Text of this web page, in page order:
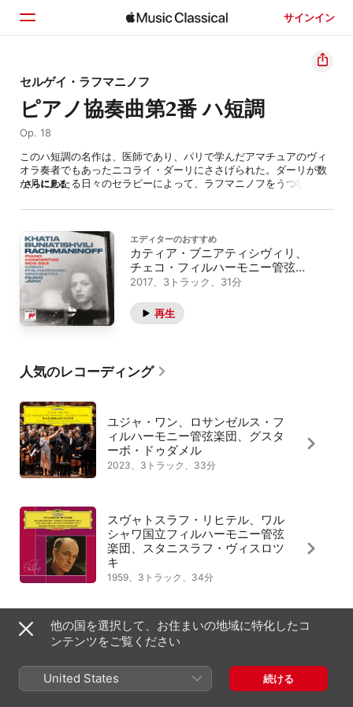
サインイン
ホーム
見つける
セルゲイ・ラフマニノフ
ピアノ協奏曲第2番 ハ短調
Op. 18
このハ短調の名作は、医師であり、パリで学んだアマチュアのヴィ
オラ奏者でもあったニコライ・ダーリにささげられた。ダーリが数
か月にわたる日々のセラピーによって、ラフマニノフをうつ状態か
底にあったのは、1897年に行った『交響曲第1番』の初演の悲惨な
家としての自信を喪失し、およそ3年もの間、ほとんど曲を書くこと
ができなかったのだ。しかし、催眠療法とポジティブな暗示療法を
組み合わせたダーリの治療によって意欲を取り戻したラフマニノフ
が書いた『ピアノ協奏曲第2番』は、そのヴィルトゥオージックなス
タイルと共に、この作曲家の名前を音楽界に知らしめることとなっ
た。冒頭では重厚なピアノの和音が鐘のような音を轟（とどろ）か
せ、続いて弦楽が壮大で深遠なロシア的な響きを持つ最初の主題を
楽章のクライマックスは、ピアニストに鮮やかな手際を要求する。
Johnson演ずる既婚者Laura Jessonと鉄道の駅で偶然出会ったトレ
ヴァー・ハワード演ずる異邦人Alec Harveyの、破滅的なロマンス
を描いたもの）で使われたことでも広く知られることになった。
さらに見る
エディターのおすすめ
カティア・ブニアティシヴィリ、
チェコ・フィルハーモニー管弦楽
団、パーヴォ・ヤルヴィ
2017、3トラック、31分
再生
人気のレコーディング
ユジャ・ワン、ロサンゼルス・フ
ィルハーモニー管弦楽団、グスタ
ーボ・ドゥダメル
2023、3トラック、33分
スヴャトスラフ・リヒテル、ワル
シャワ国立フィルハーモニー管弦
楽団、スタニスラフ・ヴィスロツ
キ
1959、3トラック、34分
クリスチャン・ツィメルマン、ボ
ストン交響楽団、小澤征爾
2003、3トラック、35分
他の国を選択して、お住まいの地域に特化したコ
ンテンツをご覧ください
United States 続ける